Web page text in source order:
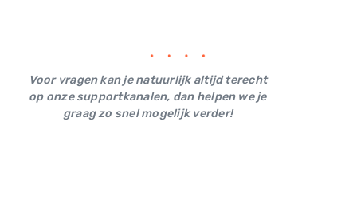
Voor vragen kan je natuurlijk altijd terecht
op onze supportkanalen, dan helpen we je
graag zo snel mogelijk verder!